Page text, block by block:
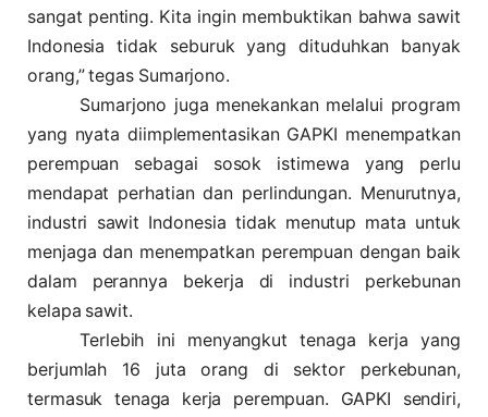
sangat penting. Kita ingin membuktikan bahwa sawit
Indonesia tidak seburuk yang dituduhkan banyak
orang,” tegas Sumarjono.
Sumarjono juga menekankan melalui program
yang nyata diimplementasikan GAPKI menempatkan
perempuan sebagai sosok istimewa yang perlu
mendapat perhatian dan perlindungan. Menurutnya,
industri sawit Indonesia tidak menutup mata untuk
menjaga dan menempatkan perempuan dengan baik
dalam perannya bekerja di industri perkebunan
kelapa sawit.
Terlebih ini menyangkut tenaga kerja yang
berjumlah 16 juta orang di sektor perkebunan,
termasuk tenaga kerja perempuan. GAPKI sendiri,